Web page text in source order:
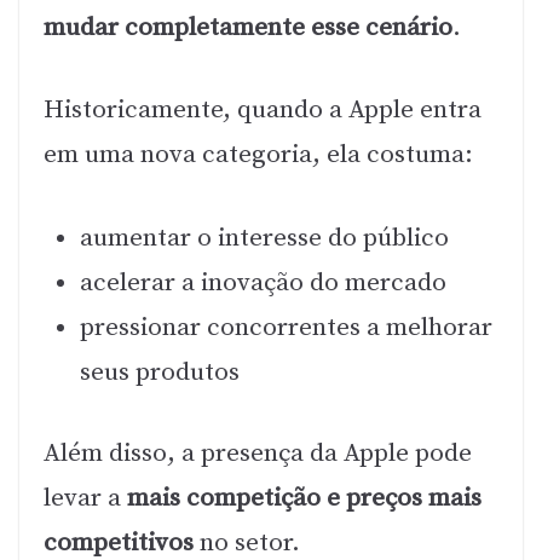
mudar completamente esse cenário.
Historicamente, quando a Apple entra
em uma nova categoria, ela costuma:
aumentar o interesse do público
acelerar a inovação do mercado
pressionar concorrentes a melhorar
seus produtos
Além disso, a presença da Apple pode
levar amais competição e preços mais
competitivosno setor.